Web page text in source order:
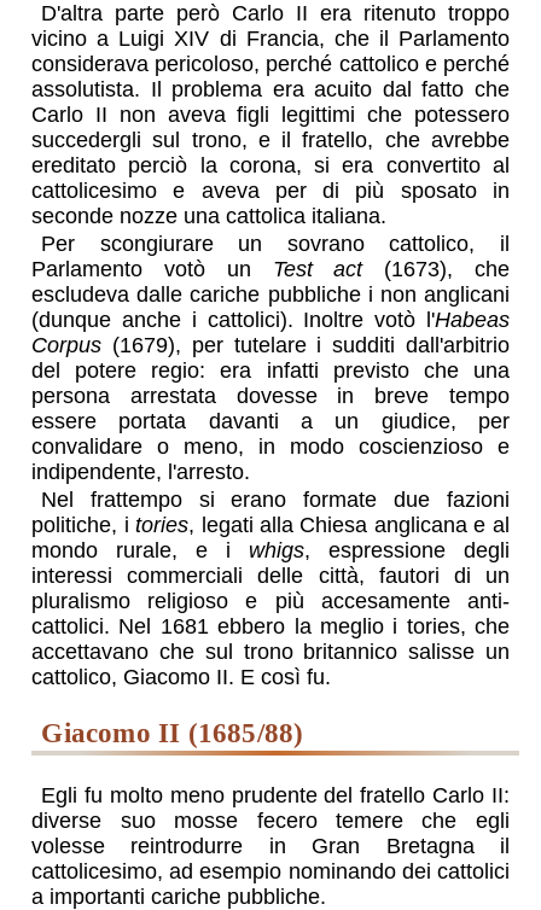
D'altra parte però Carlo II era ritenuto troppo
vicino a Luigi XIV di Francia, che il Parlamento
considerava pericoloso, perché cattolico e perché
assolutista. Il problema era acuito dal fatto che
Carlo II non aveva figli legittimi che potessero
succedergli sul trono, e il fratello, che avrebbe
ereditato perciò la corona, si era convertito al
cattolicesimo e aveva per di più sposato in
seconde nozze una cattolica italiana.
Per scongiurare un sovrano cattolico, il
Parlamento votò un Test act(1673), che
escludeva dalle cariche pubbliche i non anglicani
(dunque anche i cattolici). Inoltre votò l'Habeas
Corpus (1679), per tutelare i sudditi dall'arbitrio
del potere regio: era infatti previsto che una
persona arrestata dovesse in breve tempo
essere portata davanti a un giudice, per
convalidare o meno, in modo coscienzioso e
indipendente, l'arresto.
Nel frattempo si erano formate due fazioni
politiche, itories, legati alla Chiesa anglicana e al
mondo rurale, e i whigs, espressione degli
interessi commerciali delle città, fautori di un
pluralismo religioso e più accesamente anti-
cattolici. Nel 1681 ebbero la meglio i tories, che
accettavano che sul trono britannico salisse un
cattolico, Giacomo II. E così fu.
Giacomo II (1685/88)
Egli fu molto meno prudente del fratello Carlo II:
diverse suo mosse fecero temere che egli
volesse reintrodurre in Gran Bretagna il
cattolicesimo, ad esempio nominando dei cattolici
a importanti cariche pubbliche.